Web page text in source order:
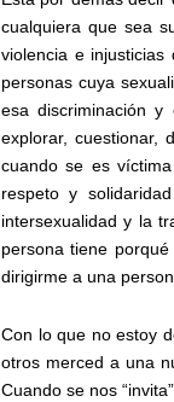
cualquiera que sea
violencia e
personas cuya
esa discriminación
explorar, cuestionar,
cuando se es
respeto y
intersexualidad y la
persona tiene
dirigirme a una
Con lo que no estoy
otros merced a una
Cuando se nos